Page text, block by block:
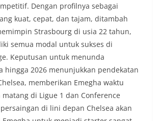
Dengan profilnya sebagai
kuat, cepat, dan tajam, ditambah
Strasbourg di usia 22 tahun,
semua modal untuk sukses di
Keputusan untuk menunda
hingga 2026 menunjukkan pendekatan
memberikan Emegha waktu
di Ligue 1 dan Conference
di lini depan Chelsea akan